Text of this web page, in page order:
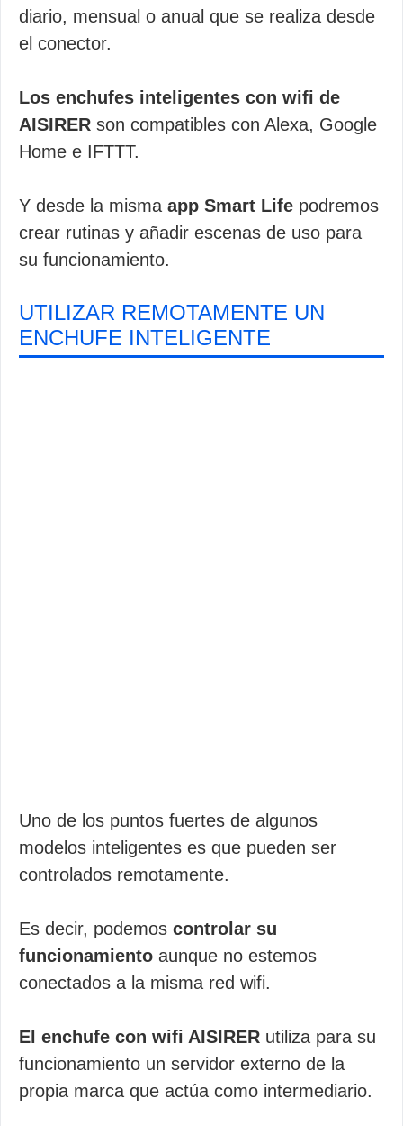
diario, mensual o anual que se realiza desde
el conector.
Los enchufes inteligentes con wifi de
AISIRER son compatibles con Alexa, Google
Home e IFTTT.
Y desde la misma app Smart Life podremos
crear rutinas y añadir escenas de uso para
su funcionamiento.
UTILIZAR REMOTAMENTE UN
ENCHUFE INTELIGENTE
Uno de los puntos fuertes de algunos
modelos inteligentes es que pueden ser
controlados remotamente.
Es decir, podemos controlar su
funcionamiento aunque no estemos
conectados a la misma red wifi.
El enchufe con wifi AISIRER utiliza para su
funcionamiento un servidor externo de la
propia marca que actúa como intermediario.